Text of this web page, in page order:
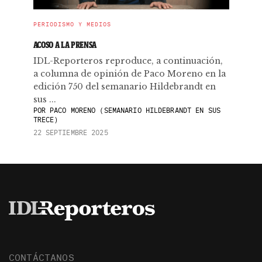
PERIODISMO Y MEDIOS
ACOSO A LA PRENSA
IDL-Reporteros reproduce, a continuación,
a columna de opinión de Paco Moreno en la
edición 750 del semanario Hildebrandt en
sus ...
PORPACO MORENO (SEMANARIO HILDEBRANDT EN SUS
TRECE)
22 SEPTIEMBRE 2025
CONTÁCTANOS